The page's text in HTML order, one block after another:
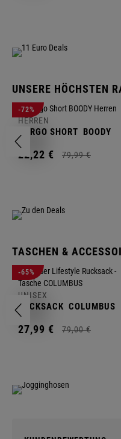
UNSERE HÖCHSTEN
-72%
HERREN
CARGO SHORT BOODY
22,22 € 79,99 €
TASCHEN &
-65%
UNISEX
RUCKSACK COLUMBUS
27,99 € 79,00 €